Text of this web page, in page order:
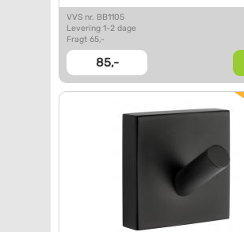
VVS nr. BB1105
Levering 1-2 dage
Fragt 65,-
85,-